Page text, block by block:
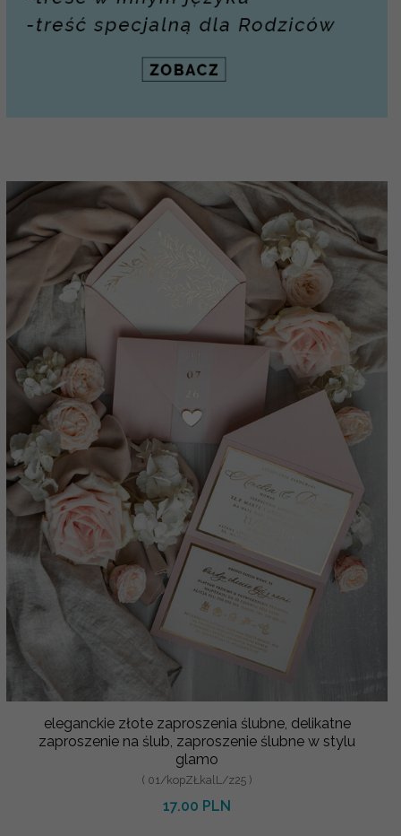
eleganckie złote zaproszenia ślubne, delikatne
zaproszenie na ślub, zaproszenie ślubne w stylu
glamo
( 01/kopZŁkalL/z25 )
17.00 PLN